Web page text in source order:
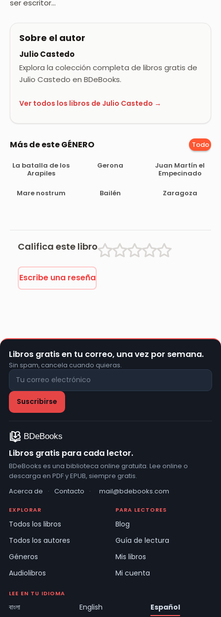
ser escritor…
Sobre el autor
Julio Castedo
Explora la colección completa de libros gratis de
Julio Castedo en BDeBooks.
Ver todos los libros de Julio Castedo →
Más de este GÉNERO Todo
La batalla de los
Arapiles
Gerona
Juan Martín el
Empecinado
Mare nostrum Bailén Zaragoza
Califica este libro
Escribe una reseña
Libros gratis en tu correo, una vez por semana.
Sin spam, cancela cuando quieras.
Libros gratis para cada lector.
BDeBooks es una biblioteca online gratuita. Lee online o
descarga en PDF y EPUB, siempre gratis.
Acerca de
· Contacto · mail@bdebooks.com
EXPLORAR
Todos los libros
Todos los autores
Géneros
Audiolibros
PARA LECTORES
Blog
Guía de lectura
Mis libros
Mi cuenta
LEE EN TU IDIOMA
বাংলা English Español